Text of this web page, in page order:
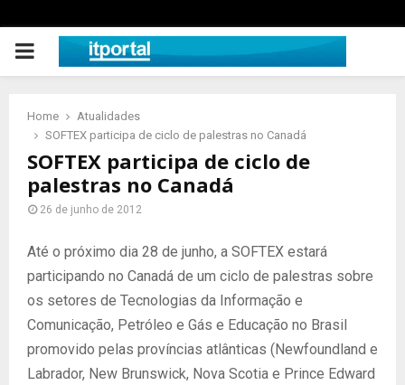
PRIMARY
Home
Atualidades
SOFTEX participa de ciclo de palestras no Canadá
SOFTEX participa de ciclo de
palestras no Canadá
26 de junho de 2012
Até o próximo dia 28 de junho, a SOFTEX estará
participando no Canadá de um ciclo de palestras sobre
os setores de Tecnologias da Informação e
Comunicação, Petróleo e Gás e Educação no Brasil
promovido pelas províncias atlânticas (Newfoundland e
Labrador, New Brunswick, Nova Scotia e Prince Edward